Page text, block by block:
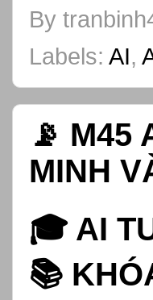
By
Labels: AI,
📡 M45
MINH
🎓 AI
📚